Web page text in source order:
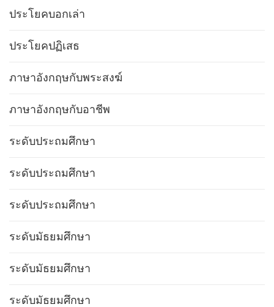
ประโยคบอกเล่า
ประโยคปฏิเสธ
ภาษาอังกฤษกับพระสงฆ์
ภาษาอังกฤษกับอาชีพ
ระดับประถมศึกษา
ระดับประถมศึกษา
ระดับประถมศึกษา
ระดับมัธยมศึกษา
ระดับมัธยมศึกษา
ระดับมัธยมศึกษา